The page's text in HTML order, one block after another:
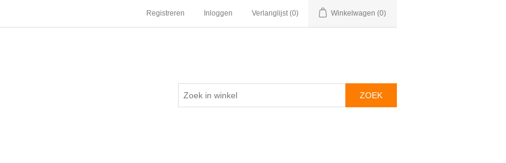
Registreren Inloggen Verlanglijst (0) Winkelwagen (0)